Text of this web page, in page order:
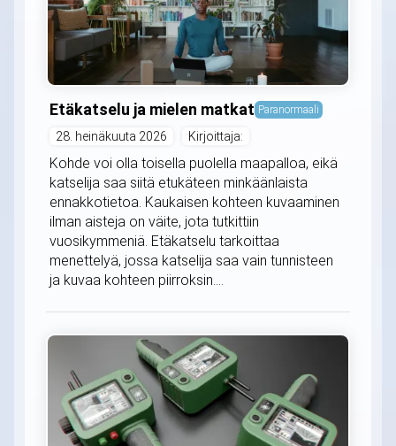
Etäkatselu ja mielen matkat Paranormaali
28. heinäkuuta 2026 Kirjoittaja:
Kohde voi olla toisella puolella maapalloa, eikä
katselija saa siitä etukäteen minkäänlaista
ennakkotietoa. Kaukaisen kohteen kuvaaminen
ilman aisteja on väite, jota tutkittiin
vuosikymmeniä. Etäkatselu tarkoittaa
menettelyä, jossa katselija saa vain tunnisteen
ja kuvaa kohteen piirroksin....